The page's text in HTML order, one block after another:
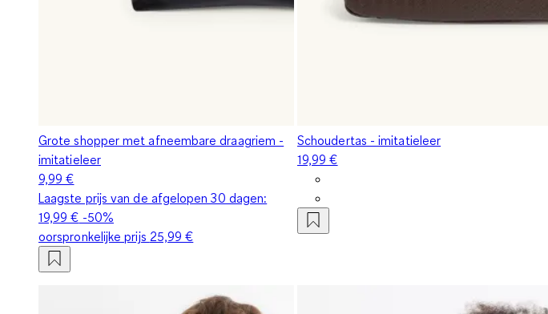
Grote shopper met afneembare draagriem -
imitatieleer
9,99 €
Laagste prijs van de afgelopen 30 dagen:
19,99 € -50%
oorspronkelijke prijs 25,99 €
Schoudertas - imitatieleer
19,99 €